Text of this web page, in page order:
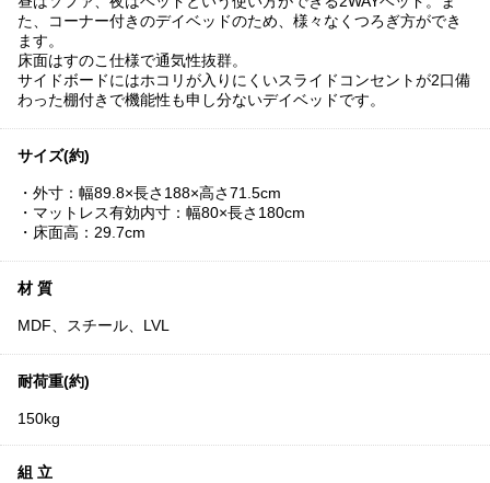
た、コーナー付きのデイベッドのため、様々なくつろぎ方ができ
ます。
床面はすのこ仕様で通気性抜群。
サイドボードにはホコリが入りにくいスライドコンセントが2口備
わった棚付きで機能性も申し分ないデイベッドです。
サイズ(約)
・外寸：幅89.8×長さ188×高さ71.5cm
・マットレス有効内寸：幅80×長さ180cm
・床面高：29.7cm
材 質
MDF、スチール、LVL
耐荷重(約)
150kg
組 立